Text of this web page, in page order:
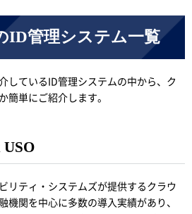
ID管理システム一覧
しているID管理システムの中から、ク
簡単にご紹介します。
USO
リティ・システムズが提供するクラウ
機関を中心に多数の導入実績があり、